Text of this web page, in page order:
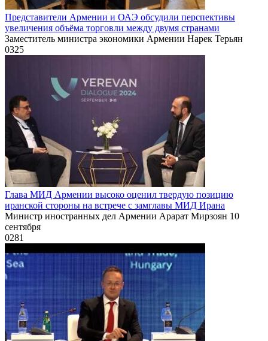
Представители Армении и ОАЭ обсудили перспективы
увеличения объёма торговли между двумя странами
Заместитель министра экономики Армении Нарек Терьян
0325
Глава МИД Армении высоко оценил твердую позицию
иранской стороны на встрече с замглавы МИД Ирана
Министр иностранных дел Армении Арарат Мирзоян 10
сентября
0281